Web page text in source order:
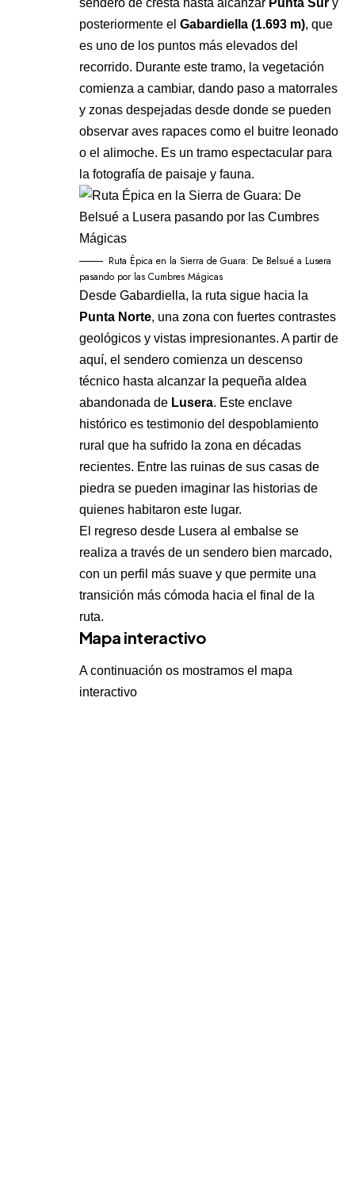
posteriormente el Gabardiella (1.693 m), que
es uno de los puntos más elevados del
recorrido. Durante este tramo, la vegetación
comienza a cambiar, dando paso a matorrales
y zonas despejadas desde donde se pueden
observar aves rapaces como el buitre leonado
o el alimoche. Es un tramo espectacular para
la fotografía de paisaje y fauna.
Ruta Épica en la Sierra de Guara: De Belsué a Lusera
pasando por las Cumbres Mágicas
Desde Gabardiella, la ruta sigue hacia la
Punta Norte, una zona con fuertes contrastes
geológicos y vistas impresionantes. A partir de
aquí, el sendero comienza un descenso
técnico hasta alcanzar la pequeña aldea
abandonada de Lusera. Este enclave
histórico es testimonio del despoblamiento
rural que ha sufrido la zona en décadas
recientes. Entre las ruinas de sus casas de
piedra se pueden imaginar las historias de
quienes habitaron este lugar.
El regreso desde Lusera al embalse se
realiza a través de un sendero bien marcado,
con un perfil más suave y que permite una
transición más cómoda hacia el final de la
ruta.
Mapa interactivo
A continuación os mostramos el mapa
interactivo